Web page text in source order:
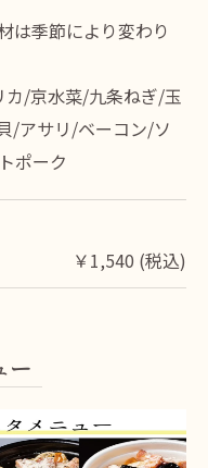
は季節により変わり
/京水菜/九条ねぎ/玉
/アサリ/ベーコン/ソ
ポーク
￥1,540 (税込)
ー